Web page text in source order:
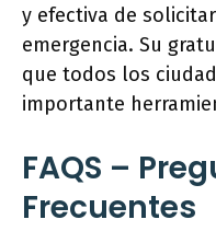
y efectiva de
emergencia. Su
que todos los
importante
FAQS –
Frecuentes